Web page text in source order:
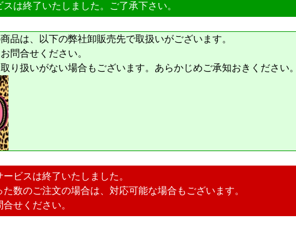
は終了いたしました。ご了承下さい。
品は、以下の弊社卸販売先で取扱いがございます。
問合せください。
り扱いがない場合もございます。あらかじめご承知おきください。
ービスは終了いたしました。
数のご注文の場合は、対応可能な場合もございます。
せください。